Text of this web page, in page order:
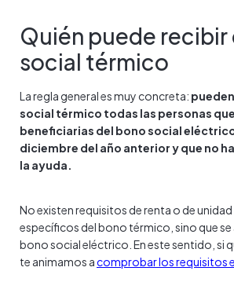
Quién puede recibir
social térmico
La regla general es muy concreta:
social térmico todas las personas
beneficiarias del bono social eléctrico
diciembre del año anterior y que no
la ayuda.
No existen requisitos de renta o de
específicos del bono térmico, sino que se
bono social eléctrico. En este sentido, si
te animamos acomprobar los requisitos